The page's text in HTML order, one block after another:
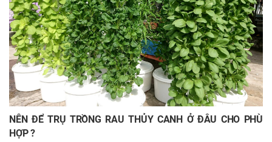
NÊN ĐỂ TRỤ TRỒNG RAU THỦY CANH Ở ĐÂU CHO PHÙ
HỢP ?